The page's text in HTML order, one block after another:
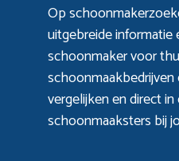
Op
uitgebreide
schoonmaker voor
vergelijken en direct
schoonmaaksters bij